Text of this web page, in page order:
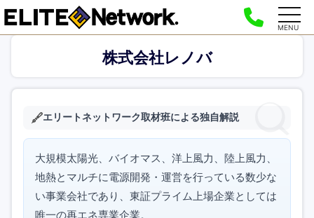
MENU
株式会社レノバ
エリートネットワーク取材班による独自解説
大規模太陽光、バイオマス、洋上風力、陸上風力、
地熱とマルチに電源開発・運営を行っている数少な
い事業会社であり、東証プライム上場企業としては
唯一の再エネ専業企業。